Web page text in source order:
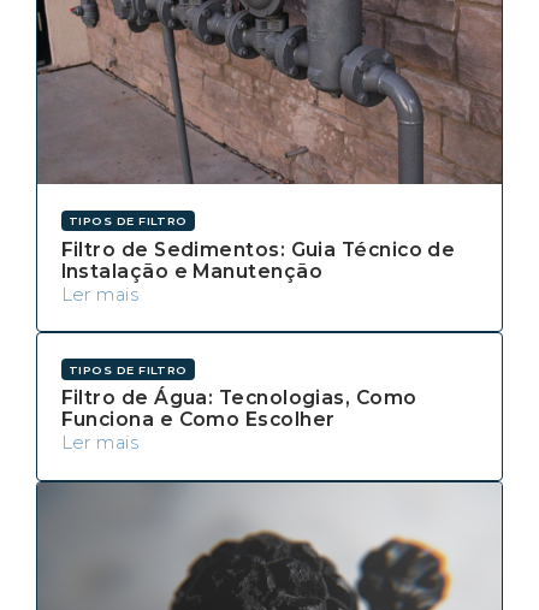
TIPOS DE FILTRO
Filtro de Sedimentos: Guia Técnico de
Instalação e Manutenção
Ler mais
TIPOS DE FILTRO
Filtro de Água: Tecnologias, Como
Funciona e Como Escolher
Ler mais